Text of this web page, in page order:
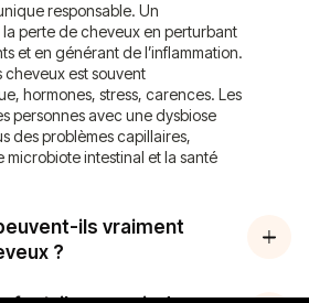
responsable. Un
perte de cheveux en perturbant
et en générant de l’inflammation.
est souvent
hormones, stress, carences. Les
personnes avec une dysbiose
des problèmes capillaires,
microbiote intestinal et la santé
ils vraiment
?